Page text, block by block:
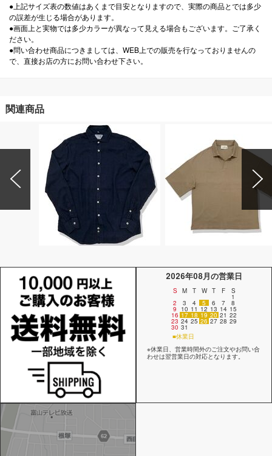
●上記サイズ表の数値はあくまで目安となりますので、実際の商品とでは多少
の誤差が生じる場合があります。
●画面上と実物では多少カラーが異なって見える場合もございます。ご了承く
ださい。
●問い合わせ商品につきましては、WEB上での販売を行なっておりませんの
で、直接お店の方にお問い合わせ下さい。
関連商品
2026年08月の営業日
S M T W T F S
1
2 3 4 5 6 7 8
9 10 11 12 13 14 15
16 17 18 19 20 21 22
23 24 25 26 27 28 29
30 31
■休業日
※休業日、営業時間外のご注文やお問い合
わせは翌営業日の対応となります。